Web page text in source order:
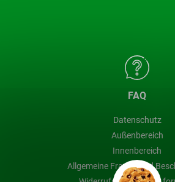
FAQ
Datenschutz
Außenbereich
Innenbereich
Allgemeine Fragen und